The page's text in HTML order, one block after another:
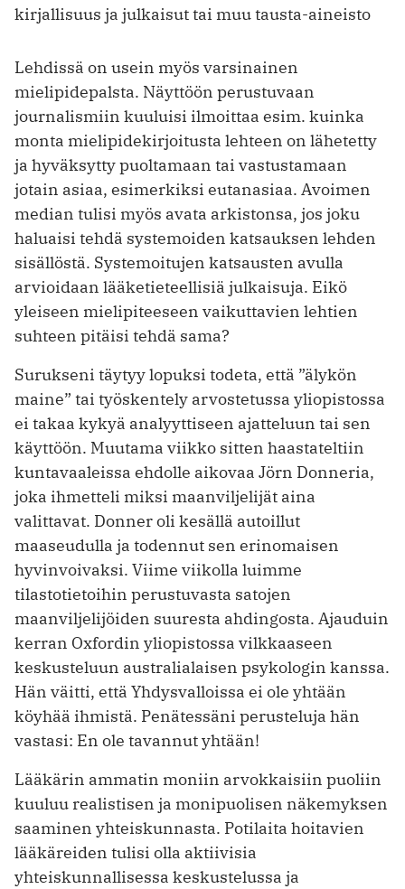
kirjallisuus ja julkaisut tai muu tausta-aineisto
Lehdissä on usein myös varsinainen
mielipidepalsta. Näyttöön perustuvaan
journalismiin kuuluisi ilmoittaa esim. kuinka
monta mielipidekirjoitusta lehteen on lähetetty
ja hyväksytty puoltamaan tai vastustamaan
jotain asiaa, esimerkiksi eutanasiaa. Avoimen
median tulisi myös avata arkistonsa, jos joku
haluaisi tehdä systemoiden katsauksen lehden
sisällöstä. Systemoitujen katsausten avulla
arvioidaan lääketieteellisiä julkaisuja. Eikö
yleiseen mielipiteeseen vaikuttavien lehtien
suhteen pitäisi tehdä sama?
Surukseni täytyy lopuksi todeta, että ”älykön
maine” tai työskentely arvostetussa yliopistossa
ei takaa kykyä analyyttiseen ajatteluun tai sen
käyttöön. Muutama viikko sitten haastateltiin
kuntavaaleissa ehdolle aikovaa Jörn Donneria,
joka ihmetteli miksi maanviljelijät aina
valittavat. Donner oli kesällä autoillut
maaseudulla ja todennut sen erinomaisen
hyvinvoivaksi. Viime viikolla luimme
tilastotietoihin perustuvasta satojen
maanviljelijöiden suuresta ahdingosta. Ajauduin
kerran Oxfordin yliopistossa vilkkaaseen
keskusteluun australialaisen psykologin kanssa.
Hän väitti, että Yhdysvalloissa ei ole yhtään
köyhää ihmistä. Penätessäni perusteluja hän
vastasi: En ole tavannut yhtään!
Lääkärin ammatin moniin arvokkaisiin puoliin
kuuluu realistisen ja monipuolisen näkemyksen
saaminen yhteiskunnasta. Potilaita hoitavien
lääkäreiden tulisi olla aktiivisia
yhteiskunnallisessa keskustelussa ja